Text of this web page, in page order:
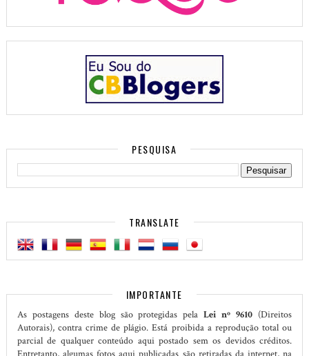
PESQUISA
TRANSLATE
IMPORTANTE
As postagens deste blog são protegidas pelaLei nº 9610 (Direitos
Autorais), contra crime de plágio. Está proibida a reprodução total ou
parcial de qualquer conteúdo aqui postado sem os devidos créditos.